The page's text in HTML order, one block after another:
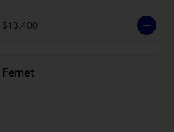
$13.400
Fernet